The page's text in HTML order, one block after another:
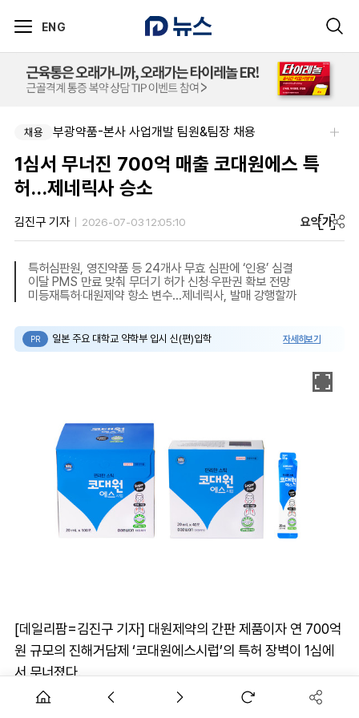
ENG
채용 부광약품-본사 사업개발 팀원&팀장 채용
1심서 무너진 700억 매출 코대원에스 특
허…제네릭사 승소
김진구 기자 2026-07-03 12:05:10 요약가
특허심판원, 영진약품 등 24개사 무효 심판에 ‘인용’ 심결
이달 PMS 만료 맞춰 무더기 허가 신청‧우판권 확보 전망
미등재특허‧대원제약 항소 변수…제네릭사, 발매 강행할까
PR 일본 주요 대학교 약학부 입시 신(편)입학 자세히보기
[데일리팜=김진구 기자] 대원제약의 간판 제품이자 연 700억
원 규모의 진해거담제 ‘코대원에스시럽’의 특허 장벽이 1심에
서 무너졌다.
제네릭사들이 시판후조사(PMS) 종료 시점에 맞춰 제기한 특